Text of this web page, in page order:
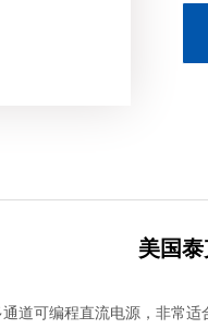
美国
道可编程直流电源，非常